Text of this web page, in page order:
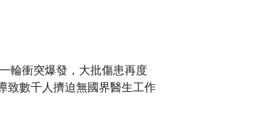
輪衝突爆發，大批傷患再度
致數千人擠迫無國界醫生工作